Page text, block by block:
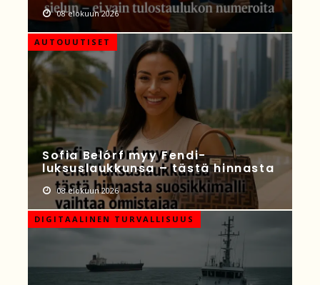
08 elokuun 2026
AUTOUUTISET
Sofia Belórf myy Fendi-
luksuslaukkunsa – tästä hinnasta
08 elokuun 2026
DIGITAALINEN TURVALLISUUS